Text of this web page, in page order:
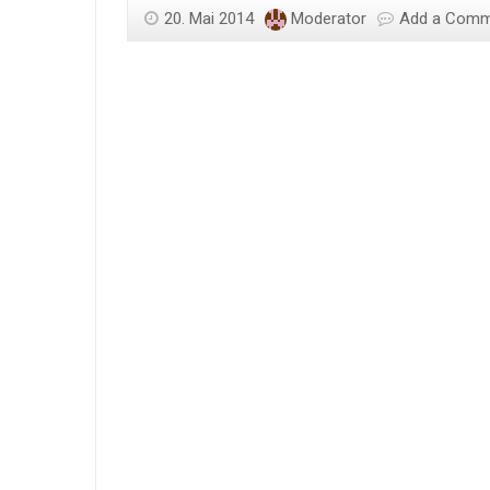
20. Mai 2014 Moderator Add a